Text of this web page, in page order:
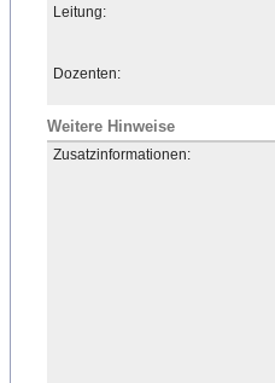
Leitung:
Dozenten:
Weitere Hinweise
Zusatzinformationen: